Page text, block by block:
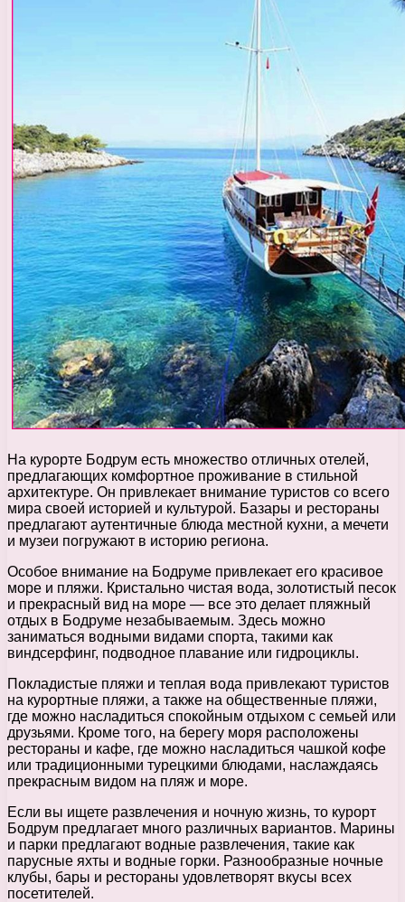
На курорте Бодрум есть множество отличных отелей,
предлагающих комфортное проживание в стильной
архитектуре. Он привлекает внимание туристов со всего
мира своей историей и культурой. Базары и рестораны
предлагают аутентичные блюда местной кухни, а мечети
и музеи погружают в историю региона.
Особое внимание на Бодруме привлекает его красивое
море и пляжи. Кристально чистая вода, золотистый песок
и прекрасный вид на море — все это делает пляжный
отдых в Бодруме незабываемым. Здесь можно
заниматься водными видами спорта, такими как
виндсерфинг, подводное плавание или гидроциклы.
Покладистые пляжи и теплая вода привлекают туристов
на курортные пляжи, а также на общественные пляжи,
где можно насладиться спокойным отдыхом с семьей или
друзьями. Кроме того, на берегу моря расположены
рестораны и кафе, где можно насладиться чашкой кофе
или традиционными турецкими блюдами, наслаждаясь
прекрасным видом на пляж и море.
Если вы ищете развлечения и ночную жизнь, то курорт
Бодрум предлагает много различных вариантов. Марины
и парки предлагают водные развлечения, такие как
парусные яхты и водные горки. Разнообразные ночные
клубы, бары и рестораны удовлетворят вкусы всех
посетителей.